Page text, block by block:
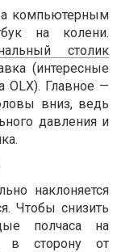
компьютерным
на колени.
столик
(интересные
OLX). Главное —
вниз, ведь
давления и
наклоняется
Чтобы снизить
полчаса на
в сторону от